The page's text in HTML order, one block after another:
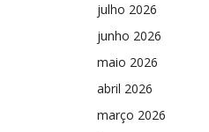
julho 2026
junho 2026
maio 2026
abril 2026
março 2026